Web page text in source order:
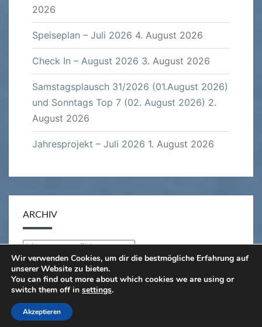
2026
Speiseplan – Juli 2026 4. August 2026
Check In – August 2026 3. August 2026
Samstagsplausch 31/2026 (01.August 2026)
und Sonntags Top 7 (02. August 2026) 2.
August 2026
Jahresprojekt – Juli 2026 1. August 2026
ARCHIV
Archiv
© 2026|Stolz präsentiert von
Wir verwenden Cookies, um dir die bestmögliche Erfahrung auf
unserer Website zu bieten.
You can find out more about which cookies we are using or
switch them off in settings.
Akzeptieren